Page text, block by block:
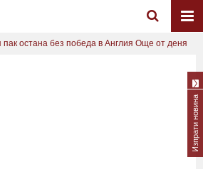
пак остана без победа в Англия Още от деня
Изпрати новина